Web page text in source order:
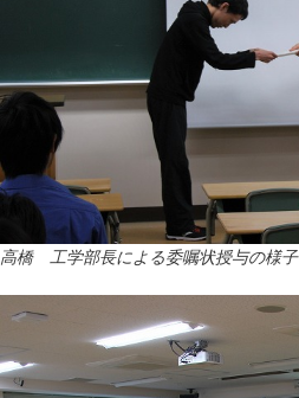
高橋 工学部長による委嘱状授与の様子